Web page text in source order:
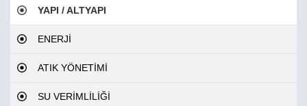
YAPI / ALTYAPI
ENERJİ
ATIK YÖNETİMİ
SU VERİMLİLİĞİ